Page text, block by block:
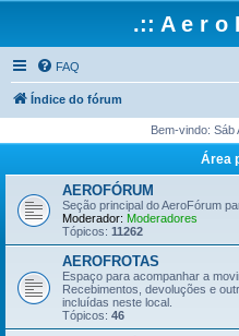
.:: A e r o
FAQ
Índice do fórum
Bem-vindo: Sáb
Área
AEROFÓRUM
Seção principal do AeroFórum
Moderador: Moderadores
Tópicos: 11262
AEROFROTAS
Espaço para acompanhar a
Recebimentos, devoluções e
incluídas neste local.
Tópicos: 46